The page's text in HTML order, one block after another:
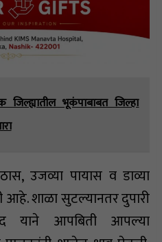
जिल्ह्यातील भूकंपाबाबत जिल्हा
उजव्या पायास व डाव्या
आहे. शाळा सुटल्यानतर दुपारी
याने आपबिती आपल्या